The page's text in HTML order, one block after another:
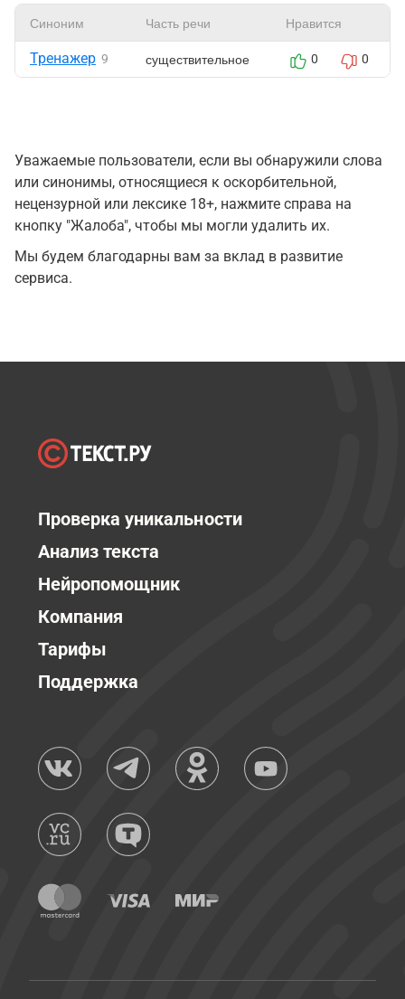
Синоним Часть речи Нравится
Тренажер 9 существительное 0 0
Уважаемые пользователи, если вы обнаружили слова
или синонимы, относящиеся к оскорбительной,
нецензурной или лексике 18+, нажмите справа на
кнопку "Жалоба", чтобы мы могли удалить их.
Мы будем благодарны вам за вклад в развитие
сервиса.
Проверка уникальности
Анализ текста
Нейропомощник
Компания
Тарифы
Поддержка